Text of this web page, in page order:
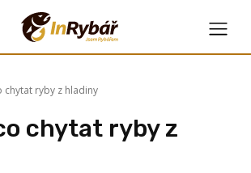
chytat ryby z hladiny
chytat ryby z